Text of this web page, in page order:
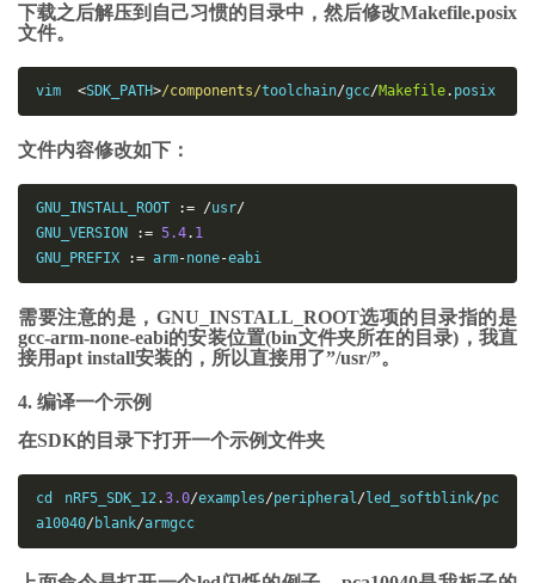
下载之后解压到自己习惯的目录中，然后修改Makefile.posix
文件。
vim <SDK_PATH>/components/toolchain/gcc/Makefile. posix
文件内容修改如下：
GNU_INSTALL_ROOT := /usr/
GNU_VERSION
:= 5.4. 1
GNU_PREFIX
:= arm-none-eabi
需要注意的是，GNU_INSTALL_ROOT选项的目录指的是
gcc-arm-none-eabi的安装位置(bin文件夹所在的目录)，我直
接用apt install安装的，所以直接用了”/usr/”。
4. 编译一个示例
在SDK的目录下打开一个示例文件夹
cd nRF5_SDK_12.3.0/examples/peripheral/led_softblink/pc
a10040/blank/armgcc